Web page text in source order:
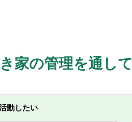
家の管理を通して
動したい